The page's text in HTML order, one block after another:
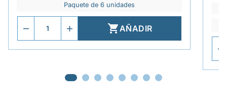
Paquete de 6 unidades
AÑADIR